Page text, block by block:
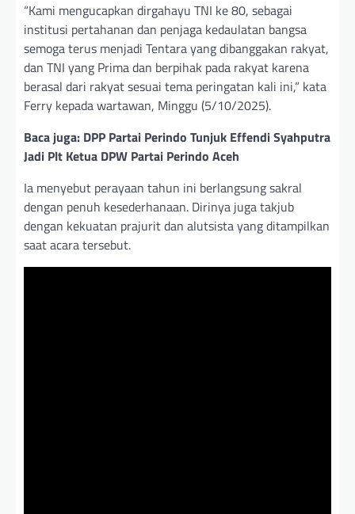
“Kami mengucapkan dirgahayu TNI ke 80, sebagai
institusi pertahanan dan penjaga kedaulatan bangsa
semoga terus menjadi Tentara yang dibanggakan rakyat,
dan TNI yang Prima dan berpihak pada rakyat karena
berasal dari rakyat sesuai tema peringatan kali ini,” kata
Ferry kepada wartawan, Minggu (5/10/2025).
Baca juga: DPP Partai Perindo Tunjuk Effendi Syahputra
Jadi Plt Ketua DPW Partai Perindo Aceh
Ia menyebut perayaan tahun ini berlangsung sakral
dengan penuh kesederhanaan. Dirinya juga takjub
dengan kekuatan prajurit dan alutsista yang ditampilkan
saat acara tersebut.